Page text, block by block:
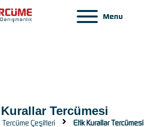
Menu
Tercümesi
Tercüme Çeşitleri Etik Kurallar Tercümesi